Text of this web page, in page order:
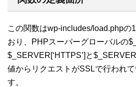
この関数はwp-includes/load.phpの
おり、PHPスーパーグローバルの
$_SERVER[‘HTTPS’]と
値からリクエストがSSLで行われ
す。